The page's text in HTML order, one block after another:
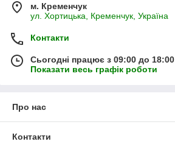
м. Кременчук
ул. Хортицька, Кременчук, Україна
Контакти
Сьогодні працює з 09:00 до 18:00
Показати весь графік роботи
Про нас
Контакти